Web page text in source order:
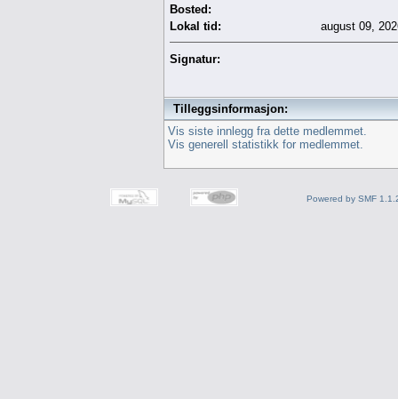
Bosted:
Lokal tid:
august 09,
Signatur:
Tilleggsinformasjon:
Vis siste innlegg fra dette medlemmet.
Vis generell statistikk for medlemmet.
Powered by SMF